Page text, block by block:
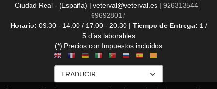
Ciudad Real - (España) | veterval@veterval.es | 926313544 |
696928017
Horario: 09:30 - 14:00 / 17:00 - 20:30 | Tiempo de Entrega: 1 /
5 días laborables
(*) Precios con Impuestos incluidos